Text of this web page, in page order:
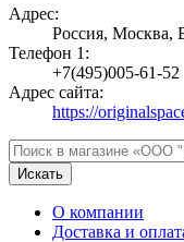
Адрес:
Россия, Москва,
Телефон 1:
+7(495)005-61-52
Адрес сайта:
https://
Искать
О компании
Доставка и